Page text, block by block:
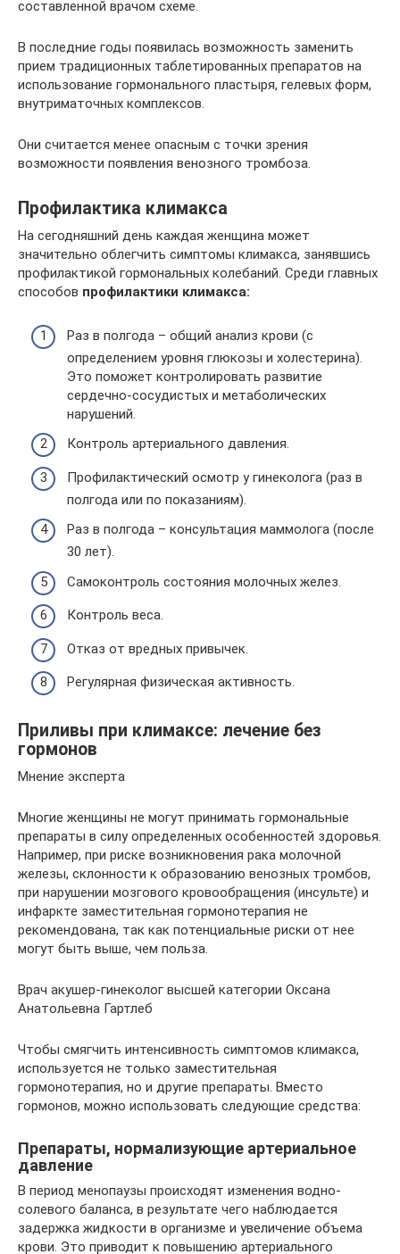
составленной врачом схеме.
В последние годы появилась возможность заменить
прием традиционных таблетированных препаратов на
использование гормонального пластыря, гелевых форм,
внутриматочных комплексов.
Они считается менее опасным с точки зрения
возможности появления венозного тромбоза.
Профилактика климакса
На сегодняшний день каждая женщина может
значительно облегчить симптомы климакса, занявшись
профилактикой гормональных колебаний. Среди главных
способов профилактики климакса:
Раз в полгода – общий анализ крови (с
определением уровня глюкозы и холестерина).
Это поможет контролировать развитие
сердечно-сосудистых и метаболических
нарушений.
Контроль артериального давления.
Профилактический осмотр у гинеколога (раз в
полгода или по показаниям).
Раз в полгода – консультация маммолога (после
30 лет).
Самоконтроль состояния молочных желез.
Контроль веса.
Отказ от вредных привычек.
Регулярная физическая активность.
Приливы при климаксе: лечение без
гормонов
Мнение эксперта
Многие женщины не могут принимать гормональные
препараты в силу определенных особенностей здоровья.
Например, при риске возникновения рака молочной
железы, склонности к образованию венозных тромбов,
при нарушении мозгового кровообращения (инсульте) и
инфаркте заместительная гормонотерапия не
рекомендована, так как потенциальные риски от нее
могут быть выше, чем польза.
Врач акушер-гинеколог высшей категории Оксана
Анатольевна Гартлеб
Чтобы смягчить интенсивность симптомов климакса,
используется не только заместительная
гормонотерапия, но и другие препараты. Вместо
гормонов, можно использовать следующие средства:
Препараты, нормализующие артериальное
давление
В период менопаузы происходят изменения водно-
солевого баланса, в результате чего наблюдается
задержка жидкости в организме и увеличение объема
крови. Это приводит к повышению артериального